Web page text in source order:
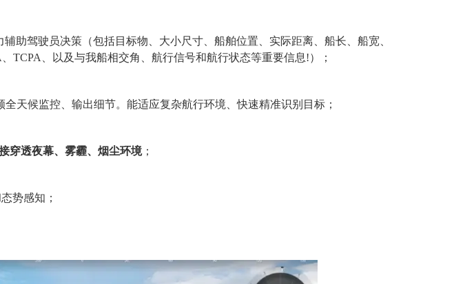
辅助驾驶员决策 （包括目标物、大小尺寸、船舶位置、实际距离、船长、船宽、
TCPA、以及与我船相交角、航行信号和航行状态等重要信息!） ；
全天候监控、输出细节。能适应复杂航行环境 、快速精准识别目标；
穿透夜幕、雾霾、烟尘环境；
势感知；